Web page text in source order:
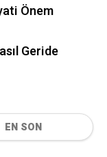
Önem
Geride
EN SON